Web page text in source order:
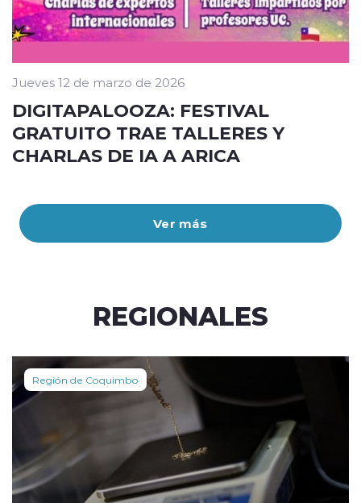
Ver más
Jueves 12 de marzo de 2026
DIGITAPALOOZA: FESTIVAL
GRATUITO TRAE TALLERES Y
CHARLAS DE IA A ARICA
REGIONALES
Región de Coquimbo